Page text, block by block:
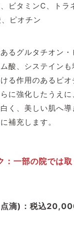
ビタミンC、トラ
ピオチン
るグルタチオン
酸、システイン
る作用のあるピオ
に強化したうえ
く、美しい肌へ
補充します。
：一部の院では
滴)：税込